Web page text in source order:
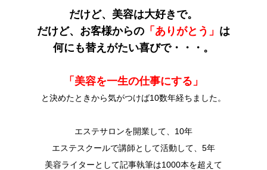
だけど、美容は大好きで。
だけど、お客様からの 「ありがとう」 は
何にも替えがたい喜びで・・・。
「美容を一生の仕事にする」
と決めたときから気がつけば10数年経ちました。
エステサロンを開業して、10年
エステスクールで講師として活動して、5年
美容ライターとして記事執筆は1000本を超えて